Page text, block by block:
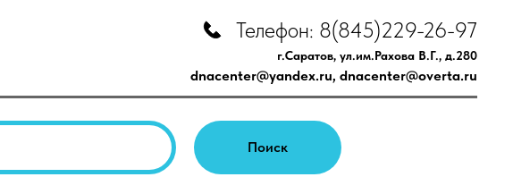
Телефон: 8(845)229-26-97
г.Саратов, ул.им.Рахова В.Г., д.280
dnacenter@yandex.ru, dnacenter@overta.ru
Поиск